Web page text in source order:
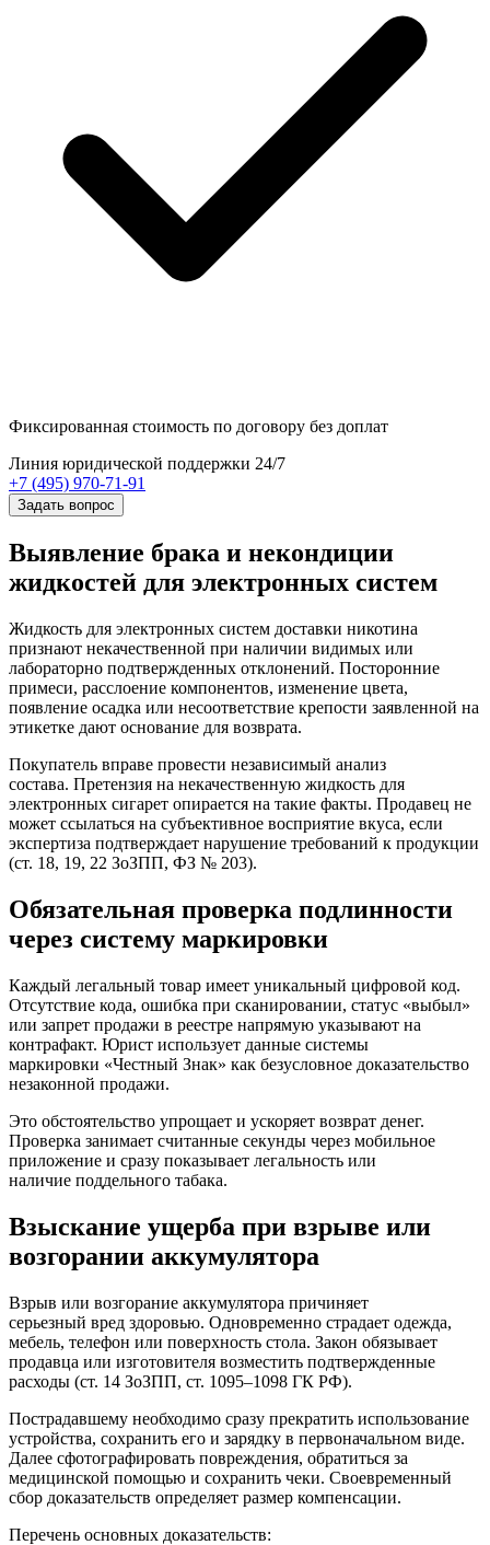
Фиксированная стоимость по договору без доплат
Линия юридической поддержки 24/7
+7 (495) 970-71-91
Задать вопрос
Выявление брака и некондиции
жидкостей для электронных систем
Жидкость для электронных систем доставки никотина
признают некачественной при наличии видимых или
лабораторно подтвержденных отклонений. Посторонние
примеси, расслоение компонентов, изменение цвета,
появление осадка или несоответствие крепости заявленной на
этикетке дают основание для возврата.
Покупатель вправе провести независимый анализ
состава. Претензия на некачественную жидкость для
электронных сигарет опирается на такие факты. Продавец не
может ссылаться на субъективное восприятие вкуса, если
экспертиза подтверждает нарушение требований к продукции
(ст. 18, 19, 22 ЗоЗПП, ФЗ № 203).
Обязательная проверка подлинности
через систему маркировки
Каждый легальный товар имеет уникальный цифровой код.
Отсутствие кода, ошибка при сканировании, статус «выбыл»
или запрет продажи в реестре напрямую указывают на
контрафакт. Юрист использует данные системы
маркировки «Честный Знак» как безусловное доказательство
незаконной продажи.
Это обстоятельство упрощает и ускоряет возврат денег.
Проверка занимает считанные секунды через мобильное
приложение и сразу показывает легальность или
наличие поддельного табака.
Взыскание ущерба при взрыве или
возгорании аккумулятора
Взрыв или возгорание аккумулятора причиняет
серьезный вред здоровью. Одновременно страдает одежда,
мебель, телефон или поверхность стола. Закон обязывает
продавца или изготовителя возместить подтвержденные
расходы (ст. 14 ЗоЗПП, ст. 1095–1098 ГК РФ).
Пострадавшему необходимо сразу прекратить использование
устройства, сохранить его и зарядку в первоначальном виде.
Далее сфотографировать повреждения, обратиться за
медицинской помощью и сохранить чеки. Своевременный
сбор доказательств определяет размер компенсации.
Перечень основных доказательств: